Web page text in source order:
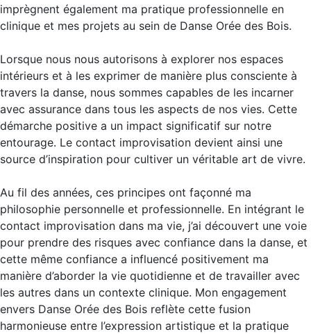
imprègnent également ma pratique professionnelle en
clinique et mes projets au sein de Danse Orée des Bois.
Lorsque nous nous autorisons à explorer nos espaces
intérieurs et à les exprimer de manière plus consciente à
travers la danse, nous sommes capables de les incarner
avec assurance dans tous les aspects de nos vies. Cette
démarche positive a un impact significatif sur notre
entourage. Le contact improvisation devient ainsi une
source d’inspiration pour cultiver un véritable art de vivre.
Au fil des années, ces principes ont façonné ma
philosophie personnelle et professionnelle. En intégrant le
contact improvisation dans ma vie, j’ai découvert une voie
pour prendre des risques avec confiance dans la danse, et
cette même confiance a influencé positivement ma
manière d’aborder la vie quotidienne et de travailler avec
les autres dans un contexte clinique. Mon engagement
envers Danse Orée des Bois reflète cette fusion
harmonieuse entre l’expression artistique et la pratique